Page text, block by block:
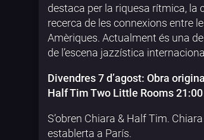
destaca per la riquesa rítmica,
recerca de les connexions entre
Amèriques. Actualment és una
de l’escena jazzística
Divendres 7 d’agost: Obra
Half Tim Two Little Rooms 21:00
S’obren Chiara & Half Tim.
establerta a París.